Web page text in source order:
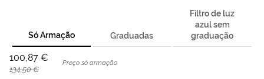
Só Armação
100,87 €
134,50 €
Preço só armação
Graduadas
Filtro de luz
azul sem
graduação